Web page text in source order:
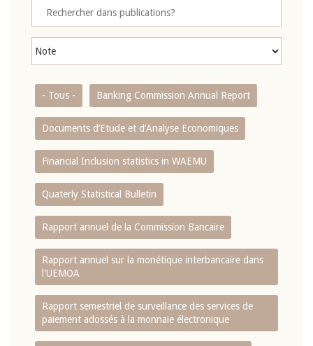
- Tous - Banking Commission Annual Report
Documents d’Etude et d’Analyse Economiques
Financial Inclusion statistics in WAEMU
Quaterly Statistical Bulletin
Rapport annuel de la Commission Bancaire
Rapport annuel sur la monétique interbancaire dans
l'UEMOA
Rapport semestriel de surveillance des services de
paiement adossés à la monnaie électronique